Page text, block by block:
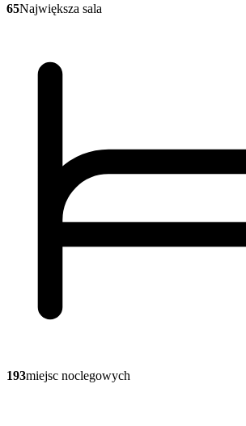
65Największa sala
193miejsc noclegowych